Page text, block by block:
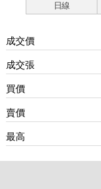
日線
成交價
成交張
買價
賣價
最高